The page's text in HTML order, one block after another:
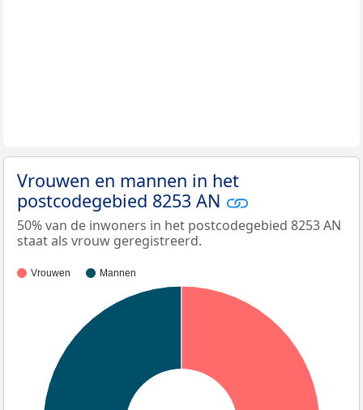
Vrouwen en mannen in het
postcodegebied 8253 AN
50% van de inwoners in het postcodegebied 8253 AN
staat als vrouw geregistreerd.
Vrouwen Mannen